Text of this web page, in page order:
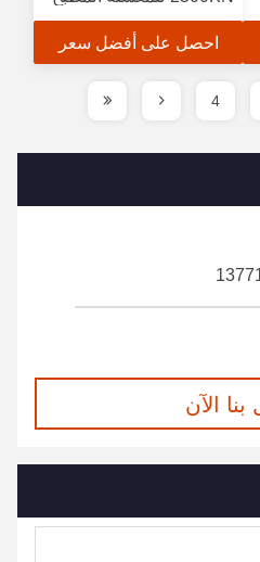
احصل على أفضل سعر
4
بنا الآن